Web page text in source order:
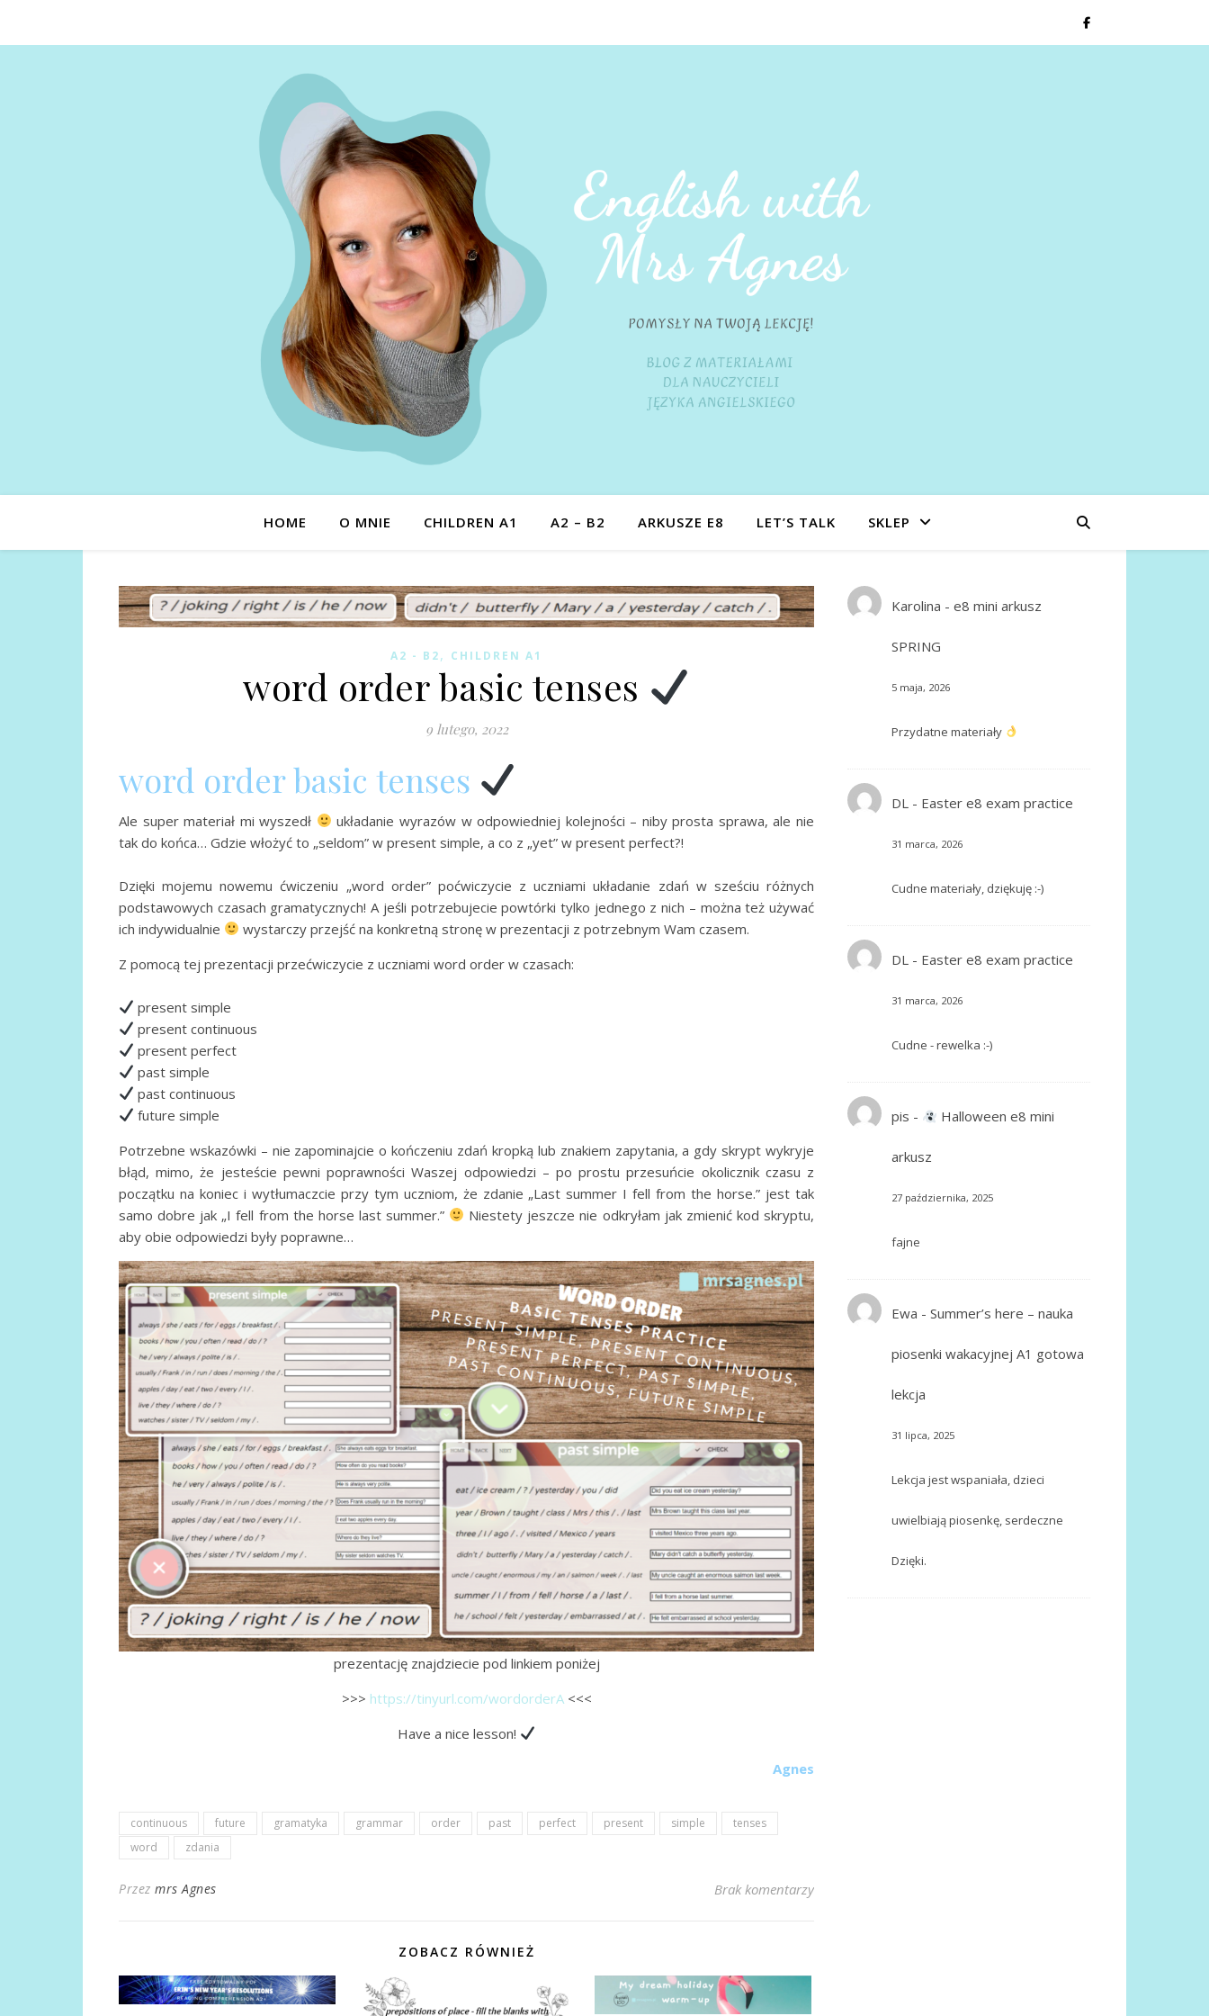
HOME O MNIE CHILDREN A1 A2 – B2 ARKUSZE E8 LET’S TALK SKLEP
A2 - B2, CHILDREN A1
word order basic tenses
9 lutego, 2022
word order basic tenses
Ale super materiał mi wyszedł
układanie wyrazów w odpowiedniej kolejności – niby prosta sprawa, ale nie
tak do końca… Gdzie włożyć to „seldom” w present simple, a co z „yet” w present perfect?!
Dzięki mojemu nowemu ćwiczeniu „word order” poćwiczycie z uczniami układanie zdań w sześciu różnych
podstawowych czasach gramatycznych! A jeśli potrzebujecie powtórki tylko jednego z nich – można też używać
ich indywidualnie
wystarczy przejść na konkretną stronę w prezentacji z potrzebnym Wam czasem.
Z pomocą tej prezentacji przećwiczycie z uczniami word order w czasach:
present simple
present continuous
present perfect
past simple
past continuous
future simple
Potrzebne wskazówki – nie zapominajcie o kończeniu zdań kropką lub znakiem zapytania, a gdy skrypt wykryje
błąd, mimo, że jesteście pewni poprawności Waszej odpowiedzi – po prostu przesuńcie okolicznik czasu z
początku na koniec i wytłumaczcie przy tym uczniom, że zdanie „Last summer I fell from the horse.” jest tak
samo dobre jak „I fell from the horse last summer.”
Niestety jeszcze nie odkryłam jak zmienić kod skryptu,
aby obie odpowiedzi były poprawne…
prezentację znajdziecie pod linkiem poniżej
>>> https://tinyurl.com/wordorderA<<<
Have a nice lesson!
Agnes
continuous future gramatyka grammar order past perfect present simple
tenses
word
zdania
Przez mrs Agnes Brak komentarzy
ZOBACZ RÓWNIEŻ
Karolina - e8 mini arkusz
SPRING
5 maja, 2026
Przydatne materiały
DL- Easter e8 exam practice
31 marca, 2026
Cudne materiały, dziękuję :-)
DL- Easter e8 exam practice
31 marca, 2026
Cudne - rewelka :-)
pis - Halloween e8 mini
arkusz
27 października, 2025
fajne
Ewa - Summer’s here – nauka
piosenki wakacyjnej A1 gotowa
lekcja
31 lipca, 2025
Lekcja jest wspaniała, dzieci
uwielbiają piosenkę, serdeczne
Dzięki.